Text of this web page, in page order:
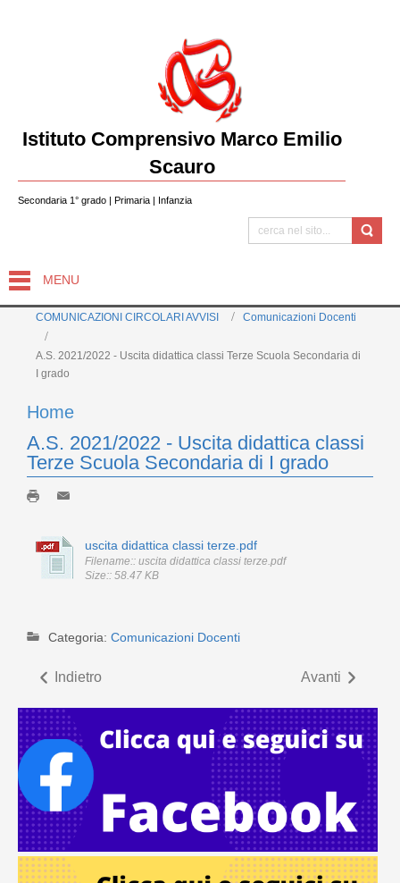
Istituto Comprensivo Marco Emilio
Scauro
Secondaria 1° grado | Primaria | Infanzia
MENU
COMUNICAZIONI CIRCOLARI AVVISI Comunicazioni Docenti
A.S. 2021/2022 - Uscita didattica classi Terze Scuola Secondaria di
I grado
Home
A.S. 2021/2022 - Uscita didattica classi
Terze Scuola Secondaria di I grado
uscita didattica classi terze.pdf
Filename:: uscita didattica classi terze.pdf
Size:: 58.47 KB
Categoria: Comunicazioni Docenti
Indietro Avanti